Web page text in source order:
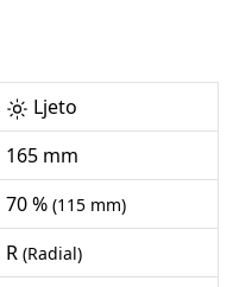
Ljeto
165 mm
70 % (115 mm)
R (Radial)